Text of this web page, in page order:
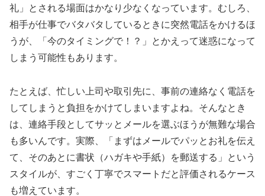
礼」とされる場面はかなり少なくなっています。むしろ、
相手が仕事でバタバタしているときに突然電話をかけるほ
うが、「今のタイミングで！？」とかえって迷惑になって
しまう可能性もあります。
たとえば、忙しい上司や取引先に、事前の連絡なく電話を
してしまうと負担をかけてしまいますよね。そんなとき
は、連絡手段としてサッとメールを選ぶほうが無難な場合
も多いんです。実際、「まずはメールでパッとお礼を伝え
て、そのあとに書状（ハガキや手紙）を郵送する」という
スタイルが、すごく丁寧でスマートだと評価されるケース
も増えています。